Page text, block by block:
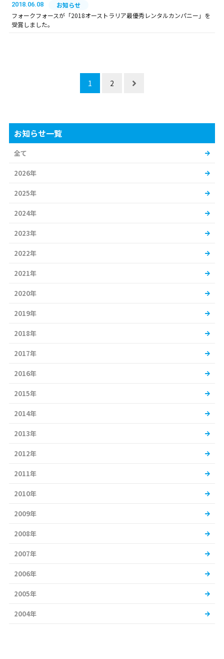
2018.06.08
お知らせ
フォークフォースが「2018オーストラリア最優秀レンタルカンパニー」を
受賞しました。
1 2
お知らせ一覧
全て
2026年
2025年
2024年
2023年
2022年
2021年
2020年
2019年
2018年
2017年
2016年
2015年
2014年
2013年
2012年
2011年
2010年
2009年
2008年
2007年
2006年
2005年
2004年